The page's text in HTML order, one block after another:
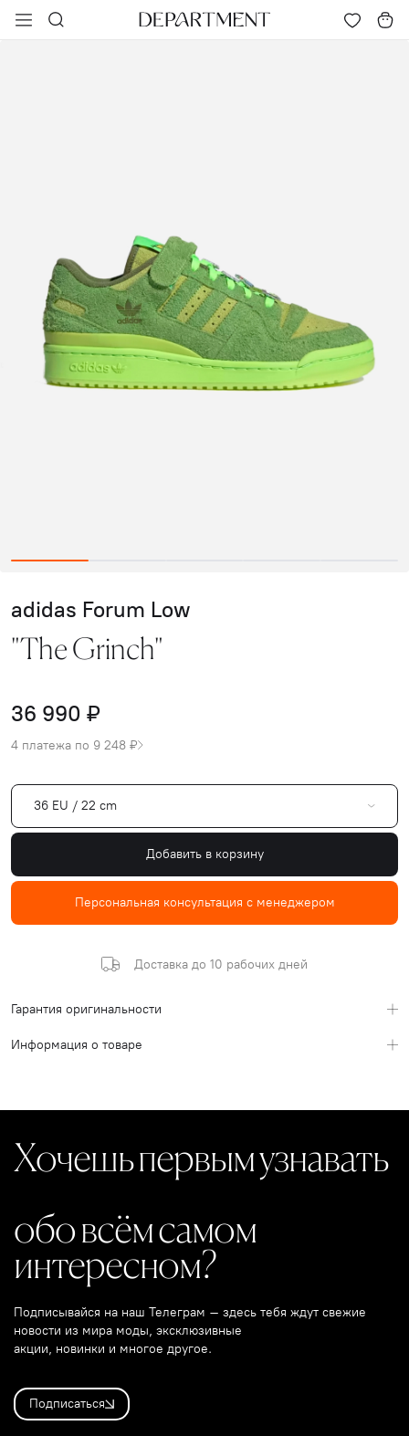
adidas Forum Low
"The Grinch"
36 990 ₽
4 платежа по 9 248 ₽
36 EU / 22 cm
Добавить в корзину
Персональная консультация с менеджером
Доставка до 10 рабочих дней
Гарантия оригинальности
Информация о товаре
Хочешь первым узнавать
обо всём самом
интересном?
Подписывайся на наш Телеграм – здесь тебя ждут свежие
новости из мира моды, эксклюзивные
акции, новинки и многое другое.
Подписаться